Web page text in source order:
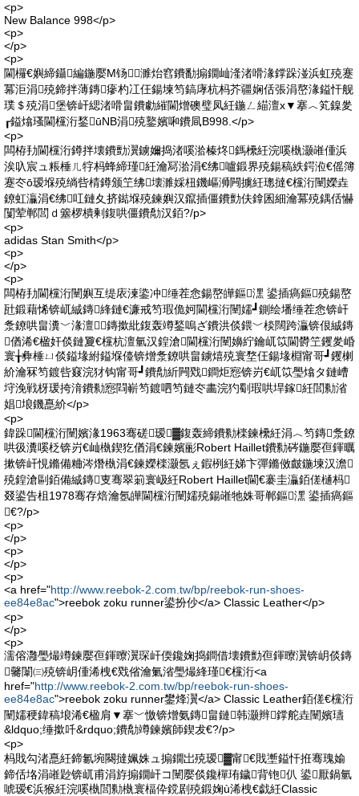
<p>
New Balance 998</p>
<p>
</p>
<p>
閫欏€嬩締鑷編鍦嬮Μ钖╄濉炲窞鐨勫搧鐗屾湰渚嗗湪鐣跺湴浜虹殑蹇
冪洰涓殑鍗拌薄鏄瘮杓冮仼鍚堜笉鎬庨杭杩芥疆娴佸張涓嶅湪鎰忓舰
璞＄殑涓堡锛屽緦渚嗗畠鐨勮繀閫熷礇璧凤紝鍦ㄥ緢澶х▼搴︿笂鎳夎
┎鎰熻瑵閫欓洐鍫ūNB涓殑鐜嬪啝鐨凬B998.</p>
<p>
闆栫劧閫欓洐鐏拌壊鐨勯瀷鐪嬭捣渚嗘湁榛炵鎷欙紝浣嗘槸灏嶉偅浜
涘叺宸ュ粻棰ㄦ牸杩蜂締瑾紝瀹冩湁涓€绋嚧鍛界殑鍚稿紩鍔涖€傜簿
蹇冭ō瑷堢殑绱呰棈鐏颁笁绋壊濉婇杻鐖嶇浉闁擄紝璁撻€欓洐闉嬫垚
鐐虹灜涓€绋叿鏈夊挤鐑堢殑鍊嬩汉鑹插僵鐨勯伕鎿囷細瀹冪殑鍝佸懗
闅荤郸閭ｄ簺椤樻剰鍑哄僵鐨勪汉銆?/p>
<p>
adidas Stan Smith</p>
<p>
</p>
<p>
闆栫劧閫欓洐闉嬩互缇庡湅鍌冲缍茬悆鍚嶅皣鏂潶 鍙插瘑鏂殑鍚嶅
瓧鍛藉悕锛屼絾鏄綘鏈€濂戒笉瑕佹妸閫欓洐闉嬬┛鍘绘墦缍茬悆锛屽
洜鐐哄畠瀵﹀湪澶鏄撳紕鍑轰竴鍫嗚ざ鐨洪倓鍡﹀棪闊跨灜锛佷絾鏄
偤浠€楹奸倓鏈夐€欓杭澶氫汉鍠滄閫欓洐闉嬶紵鑰屼笖閫欎笁钁夎崏
寰╁彜棰ㄩ倓鎰堟紨鎰堢儓锛熷洜鐐哄畠鐪熺殑寰堥仼鍚堟棩甯哥┛钁楋
紒瀹冧笉鍍呰窡浣犲钩甯哥┛鐨勪紤闁戣鐧炬惌锛岃€屼笖璺熻タ鏈嶆
垨浼戦枒瑗挎湇鐨勬惌閰嶄笉鍍呬笉鏈冭畵浣犳劅瑕哄垾鎵紝閭勬渻
娼埌鐖嗭紒</p>
<p>
鍏跺閫欓洐闉嬪湪1963骞磋瑷▓鍑轰締鐨勬檪鍊欙紝涓︿笉鏄洜鐐
哄彶瀵嗘柉锛岃€屾槸鍥犵偤涓€鍊嬪彨Robert Haillet鐨勬硶鍦嬮亱鍕曞
摗锛屽悓鏅備粬涔熸槸涓€鍊嬫檪灏氬ぇ鍜栵紝娣卞彈鏅傚皻鍦堜汉澹
殑鍠滄剾銆備絾鏄叓骞翠箣寰岋紝Robert Haillet閫€褰圭灜銆傞樋杩
叕鍙告柤1978骞存焙瀹氬皣閫欓洐闉嬬殑鍚嶉牠姝哥郸鏂潶 鍙插瘑鏂
€?/p>
<p>
</p>
<p>
</p>
<p>
<a href="http://www.reebok-2.com.tw/bp/reebok-run-shoes-
ee84e8ac">reebok zoku runner鍙扮仯</a> Classic Leather</p>
<p>
</p>
<p>
濡傛灉璺熶竴鍊嬮亱鍕曢瀷琛屽偄鑱婅捣鐧借壊鐨勯亱鍕曢瀷锛岄倓鏄
毊闈㈢殑锛岄偅浠栧€戣偗瀹氭渻璺熶綘瑾€欓洐<a
href="http://www.reebok-2.com.tw/bp/reebok-run-shoes-
ee84e8ac">reebok zoku runner鐢烽瀷</a> Classic Leather銆傞€欓洐
闉嬬稉鍏稿埌浠€楹肩▼搴﹀憿锛熷氨鏄畠鏈韩灏辫鐣舵垚闉嬪瓙
&ldquo;缍撳吀&rdquo;鐨勪竴鍊嬪師鍥犮€?/p>
<p>
杩戝勾渚嗭紝鍗氱埦闋撻姵姝ュ搧鐗岀殑瑷▓甯€戝壍鎰忓拰骞瑰媮
鍗佸垎涓嶉尟锛屼甫涓斿搧鐗屽コ闉嬮倓鑱樿珛鐬背铇仈 鍙厭鍋氫
唬瑷€浜猴紝浣嗘槸閭勬槸寰楅伜鎲剧殑鍛婅ù浠栧€戯紝Classic